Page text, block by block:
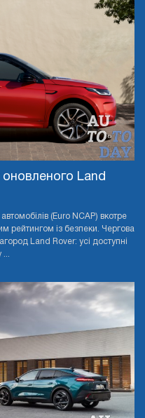
оновленого Land
(Euro NCAP) вкотре
рейтингом із безпеки. Чергова
Land Rover: усі доступні